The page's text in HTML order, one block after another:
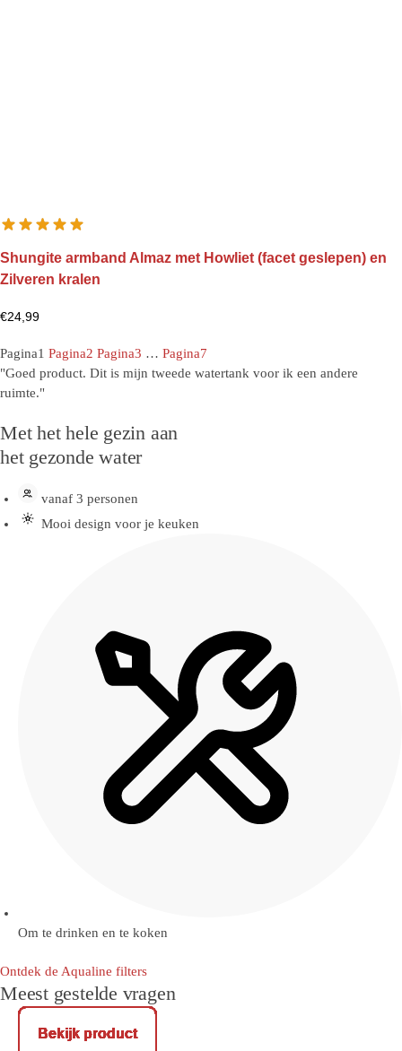
Bekijk product
Bekijk product
Bekijk product
Bekijk product
Bekijk product
Bekijk product
Bekijk product
Bekijk product
Bekijk product
Bekijk product
Bekijk product
Shungite armband Almaz met Howliet (facet geslepen) en
Zilveren kralen
€24,99
Bekijk product
Pagina1 Pagina2 Pagina3 … Pagina7
"Goed product. Dit is mijn tweede watertank voor ik een andere
ruimte."
Met het hele gezin aan
het gezonde water
vanaf 3 personen
Mooi design voor je keuken
Om te drinken en te koken
Ontdek de Aqualine filters
Meest gestelde vragen